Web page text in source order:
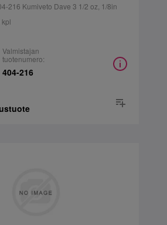
216 Kumiveto Dave 3 1/2 oz, 1/8in
Valmistajan
tuotenumero:
404-216